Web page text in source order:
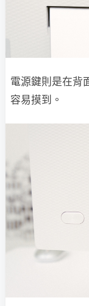
電源鍵則是在背
容易摸到。